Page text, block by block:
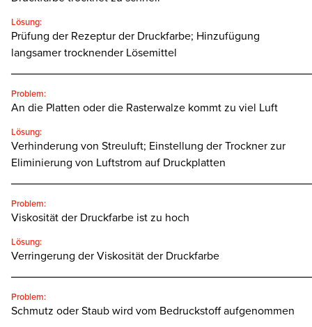
Lösung:
Prüfung der Rezeptur der Druckfarbe; Hinzufügung
langsamer trocknender Lösemittel
Problem:
An die Platten oder die Rasterwalze kommt zu viel Luft
Lösung:
Verhinderung von Streuluft; Einstellung der Trockner zur
Eliminierung von Luftstrom auf Druckplatten
Problem:
Viskosität der Druckfarbe ist zu hoch
Lösung:
Verringerung der Viskosität der Druckfarbe
Problem:
Schmutz oder Staub wird vom Bedruckstoff aufgenommen